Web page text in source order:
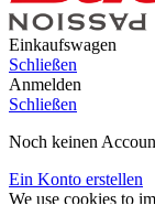
Einkaufswagen
Schließen
Anmelden
Schließen
Noch keinen
Ein Konto erstellen
We use cookies to